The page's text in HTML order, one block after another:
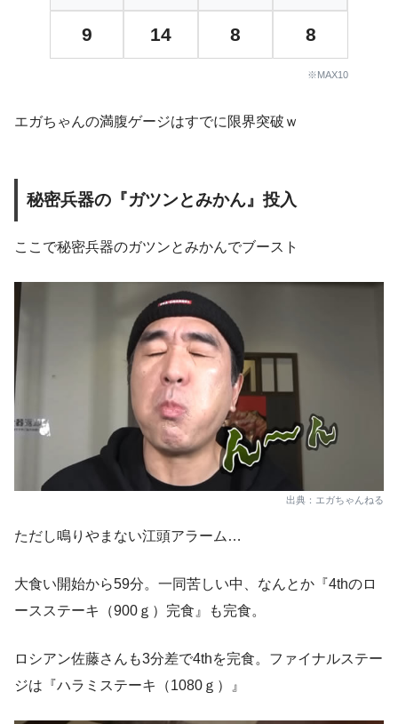
9 14 8 8
※MAX10
エガちゃんの満腹ゲージはすでに限界突破ｗ
秘密兵器の『ガツンとみかん』投入
ここで秘密兵器のガツンとみかんでブースト
出典：エガちゃんねる
ただし鳴りやまない江頭アラーム…
大食い開始から59分。一同苦しい中、なんとか『4thのロ
ースステーキ（900ｇ）完食』も完食。
ロシアン佐藤さんも3分差で4thを完食。ファイナルステー
ジは『ハラミステーキ（1080ｇ）』